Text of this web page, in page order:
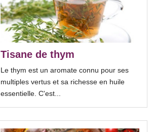
Tisane de thym
Le thym est un aromate connu pour ses
multiples vertus et sa richesse en huile
essentielle. C'est...